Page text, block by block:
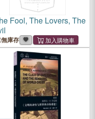
Fool, The Lovers, The
無庫存